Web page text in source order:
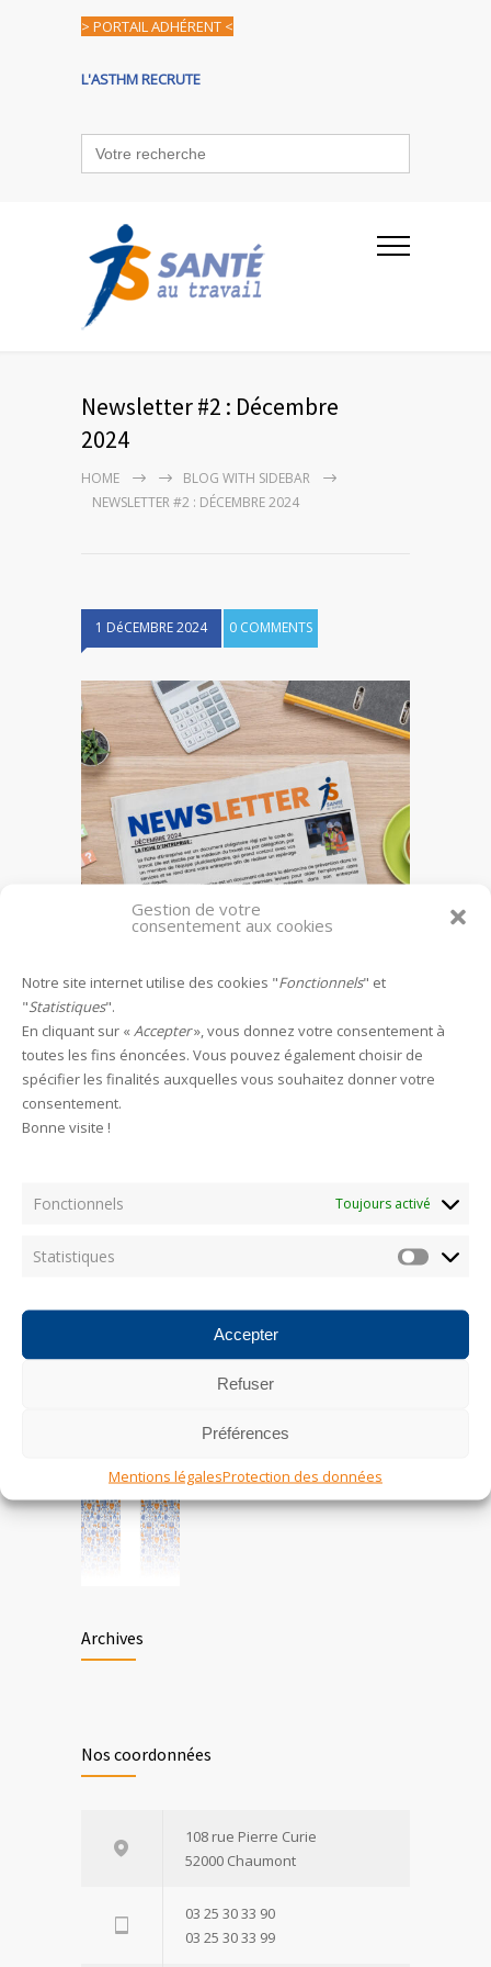
Gestion de votre
consentement aux cookies
Notre site internet utilise des cookies "Fonctionnels" et
"Statistiques".
En cliquant sur « Accepter», vous donnez votre consentement à
toutes les fins énoncées. Vous pouvez également choisir de
spécifier les finalités auxquelles vous souhaitez donner votre
consentement.
Bonne visite !
Fonctionnels Toujours activé
Statistiques
Accepter
Refuser
Préférences
Mentions légalesProtection des données
> PORTAIL ADHÉRENT <
L'ASTHM RECRUTE
Search
for:
Newsletter #2 : Décembre
2024
HOME
BLOG WITH SIDEBAR
NEWSLETTER #2 : DÉCEMBRE 2024
1 DéCEMBRE 2024 0 COMMENTS
Newsletter #2 : Décembre 2024
Leave a reply
HAMECONS
Categories
AUCUNE CATÉGORIE
Les plus consultés
Archives
Nos coordonnées
108 rue Pierre Curie
52000 Chaumont
03 25 30 33 90
03 25 30 33 99